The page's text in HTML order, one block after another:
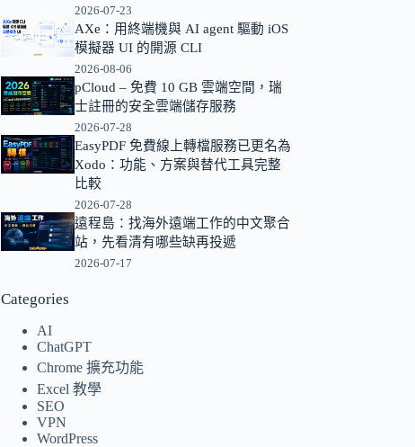
件
結
果
2026-07-23
AXe：用終端機與 AI agent 驅動 iOS
模擬器 UI 的開源 CLI
2026-08-06
pCloud – 免費 10 GB 雲端空間，瑞
士註冊的安全雲端儲存服務
2026-07-28
EasyPDF 免費線上轉檔服務已更名為
Xodo：功能、方案與替代工具完整
比較
2026-07-28
遠程島：找海外遠端工作的中文聚合
站，先看清有哪些缺再投遞
2026-07-17
Categories
AI
ChatGPT
Chrome 擴充功能
Excel 教學
SEO
VPN
WordPress